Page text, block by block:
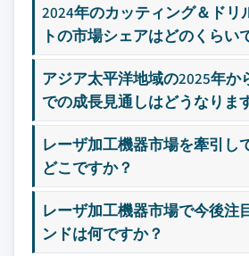
2024年のカッティング＆ドリ
トの市場シェアはどのくらい
アジア太平洋地域の2025年か
での成長見通しはどうなりま
レーザ加工機器市場を牽引し
どこですか？
レーザ加工機器市場で今後注
ンドは何ですか？